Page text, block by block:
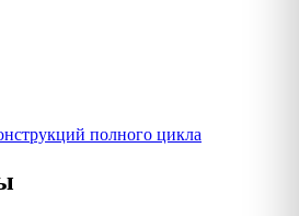
полного цикла